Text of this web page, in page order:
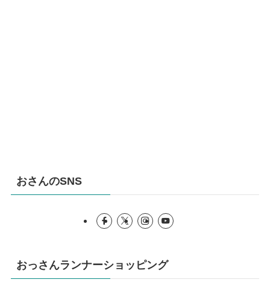
おさんのSNS
おっさんランナーショッピング